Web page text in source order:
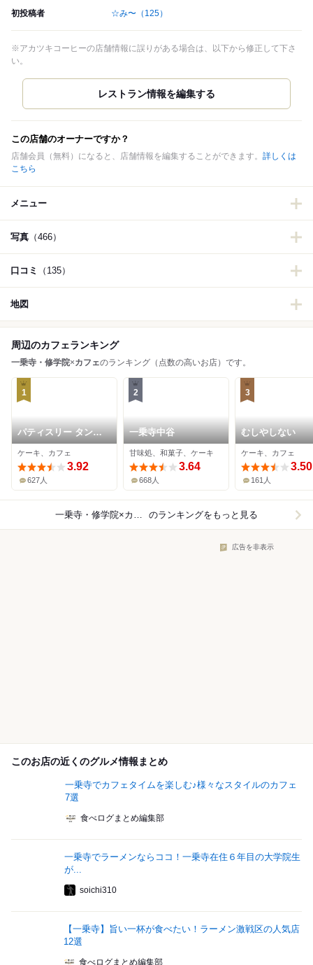
初投稿者 ☆み〜 （125）
※アカツキコーヒーの店舗情報に誤りがある場合は、以下から修正して下さ
い。
この店舗のオーナーですか？
店舗会員（無料）になると、店舗情報を編集することができます。 詳しくは
こちら
メニュー
写真 （466）
口コミ （135）
地図
周辺のカフェランキング
一乗寺・修学院×カフェのランキング（点数の高いお店）です。
1
パティスリー タンド
レス
ケーキ、カフェ
3.92
627人
2
一乗寺中谷
甘味処、和菓子、ケーキ
3.64
668人
3
むしやしない
ケーキ、カフェ
3.50
161人
一乗寺・修学院×カフェ のランキングをもっと見る
広告を非表示
このお店の近くのグルメ情報まとめ
一乗寺でカフェタイムを楽しむ♪様々なスタイルのカフェ
7選
食べログまとめ編集部
一乗寺でラーメンならココ！一乗寺在住６年目の大学院生
が...
soichi310
【一乗寺】旨い一杯が食べたい！ラーメン激戦区の人気店
12選
食べログまとめ編集部